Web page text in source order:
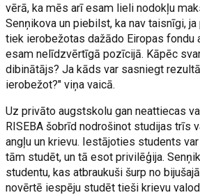
vērā, ka mēs arī esam lieli nodokļu
Senņikova un piebilst, ka nav taisnīgi,
tiek ierobežotas dažādo Eiropas fondu
esam nelīdzvērtīgā pozīcijā. Kāpēc
dibinātājs? Ja kāds var sasniegt
ierobežot?" viņa vaicā.
Uz privāto augstskolu gan neattiecas
RISEBA šobrīd nodrošinot studijas trīs
angļu un krievu. Iestājoties students
tām studēt, un tā esot privilēģija.
studentu, kas atbraukuši šurp no
novērtē iespēju studēt tieši krievu